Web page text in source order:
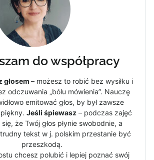
do współpracy
głosem – możesz to robić bez wysiłku i
odczuwania „bólu mówienia”. Nauczę
emitować głos, by był zawsze
Jeśli śpiewasz – podczas zajęć
że Twój głos płynie swobodnie, a
tekst w j. polskim przestanie być
przeszkodą.
chcesz polubić i lepiej poznać swój